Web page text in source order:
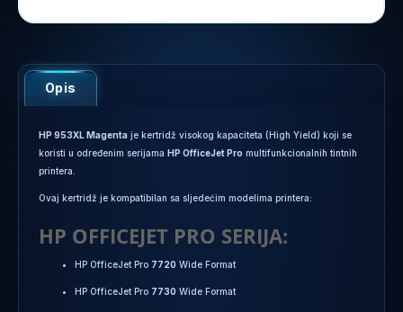
Opis
HP 953XL Magenta je kertridž visokog kapaciteta (High Yield) koji se
koristi u određenim serijama HP OfficeJet Pro multifunkcionalnih tintnih
printera.
Ovaj kertridž je kompatibilan sa sljedećim modelima printera:
HP OFFICEJET PRO SERIJA:
HP OfficeJet Pro 7720 Wide Format
HP OfficeJet Pro 7730 Wide Format